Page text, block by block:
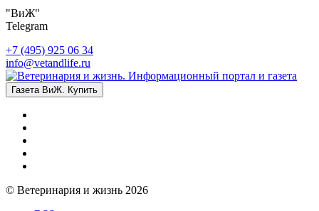
"ВиЖ"
Telegram
+7 (495) 925 06 34
info@vetandlife.ru
Газета ВиЖ. Купить
© Ветеринария и жизнь 2026